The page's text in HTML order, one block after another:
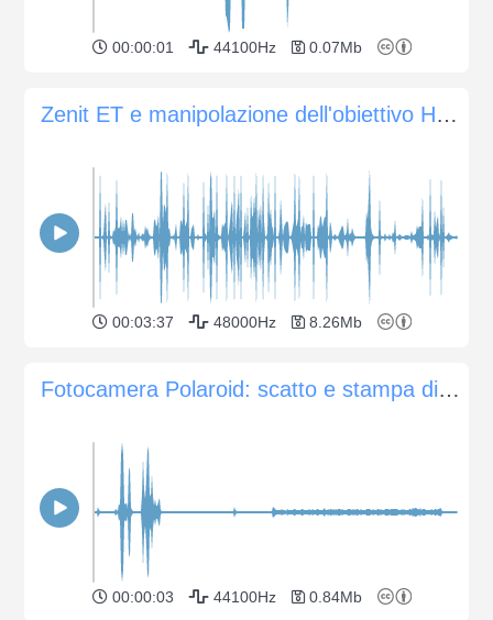
00:00:01 44100Hz 0.07Mb
Zenit ET e manipolazione dell'obiettivo Helios 44-2
00:03:37 48000Hz 8.26Mb
Fotocamera Polaroid: scatto e stampa di un'immagine
00:00:03 44100Hz 0.84Mb